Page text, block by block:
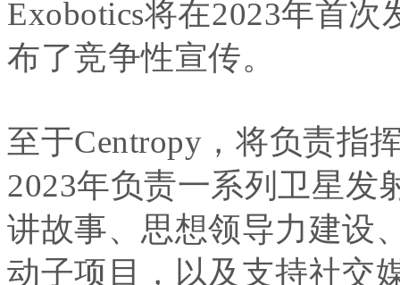
Exobotics将在2023年首
布了竞争性宣传。
至于Centropy，将负责指
2023年负责一系列卫星发
讲故事、思想领导力建设
动子项目，以及支持社交